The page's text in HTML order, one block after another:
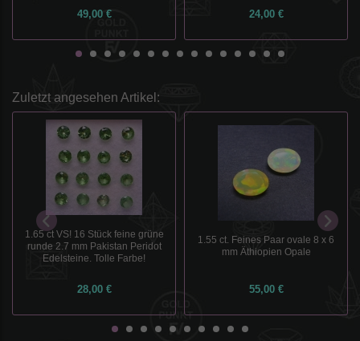
49,00 € 24,00 €
Zuletzt angesehen Artikel:
1.65 ct VS! 16 Stück feine grüne
runde 2.7 mm Pakistan Peridot
Edelsteine. Tolle Farbe!
28,00 €
1.55 ct. Feines Paar ovale 8 x 6
mm Äthiopien Opale
55,00 €